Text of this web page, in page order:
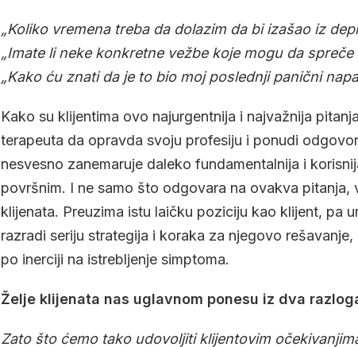
„Koliko vremena treba da dolazim da bi izašao iz
„Imate li neke konkretne vežbe koje mogu da
„Kako ću znati da je to bio moj poslednji panični
Kako su klijentima ovo najurgentnija i najvažnija
terapeuta da opravda svoju profesiju i ponudi
nesvesno zanemaruje daleko fundamentalnija i
površnim. I ne samo što odgovara na ovakva pitanja,
klijenata. Preuzima istu laičku poziciju kao klijent, pa
razradi seriju strategija i koraka za njegovo
po inerciji na istrebljenje simptoma.
Želje klijenata nas uglavnom ponesu iz dva
Zato što ćemo tako udovoljiti klijentovim